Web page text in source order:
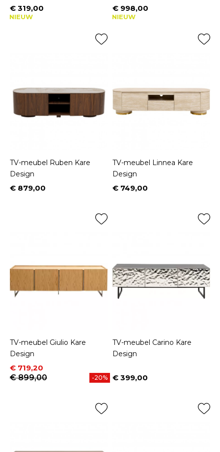
Prijs
€ 319,00
NIEUW Prijs
€ 998,00
NIEUW
TV-meubel Ruben Kare
Design
Prijs
€ 879,00
TV-meubel Linnea Kare
Design
Prijs
€ 749,00
TV-meubel Giulio Kare
Design
Prijs
€ 719,20
Normale prijs
€ 899,00
-20%
TV-meubel Carino Kare
Design
Prijs
€ 399,00